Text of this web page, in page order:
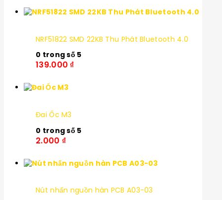
NRF51822 SMD 22KB Thu Phát Bluetooth 4.0
0 trong số 5
139.000 ₫
Đai Ốc M3
0 trong số 5
2.000 ₫
Nút nhấn nguồn hàn PCB A03-03